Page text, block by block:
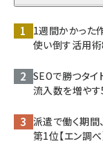
1週間かかっ
使い倒す活用
SEOで勝つタイ
流入数を増や
派遣で働く期間
第1位【エン調べ